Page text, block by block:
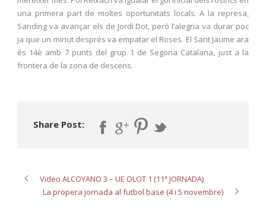
una primera part de moltes oportunitats locals. A la represa,
Sanding va avançar els de Jordi Dot, però l’alegria va durar poc
ja que un minut després va empatar el Roses. El Sant Jaume ara
és 14è amb 7 punts del grup 1 de Segona Catalana, just a la
frontera de la zona de descens.
Share Post:
Video ALCOYANO 3 – UE OLOT 1 (11ª JORNADA)
La propera jornada al futbol base (4 i 5 novembre)